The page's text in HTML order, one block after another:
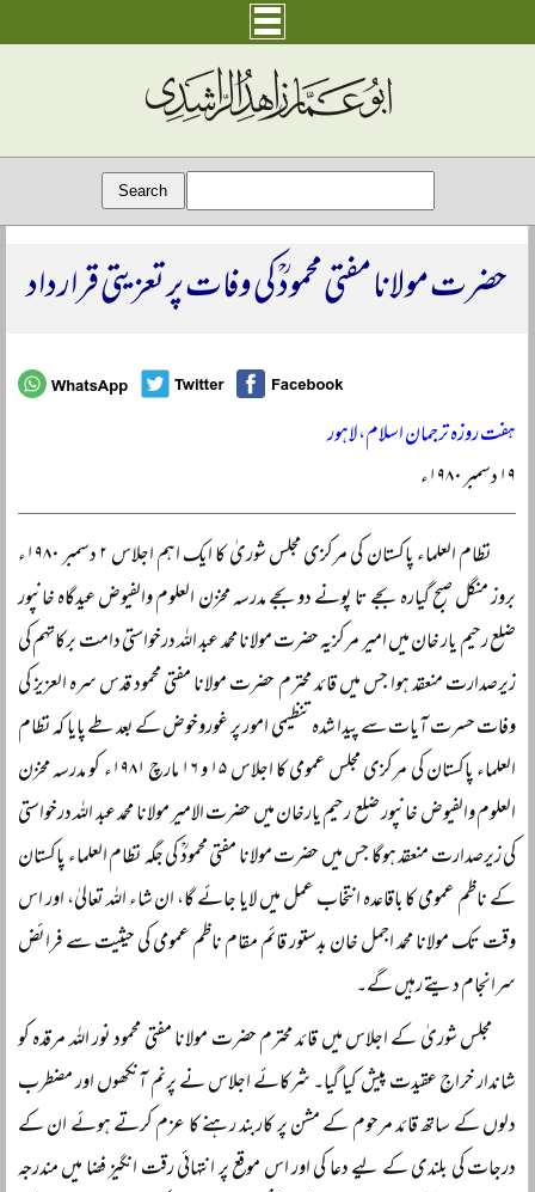
حضرت مولانا مفتی محمودؒ کی وفات پر تعزیتی قرارداد
ہفت روزہ ترجمان اسلام، لاہور
۱۹ دسمبر ۱۹۸۰ء
نظام العلماء پاکستان کی مرکزی مجلس شوریٰ کا ایک اہم اجلاس ۲ دسمبر ۱۹۸۰ء
بروز منگل صبح گیارہ بجے تا پونے دو بجے مدرسہ مخزن العلوم والفیوض عیدگاہ خانپور
ضلع رحیم یار خان میں امیر مرکزیہ حضرت مولانا محمد عبد اللہ درخواستی دامت برکاتہم کی
زیرصدارت منعقد ہوا جس میں قائد محترم حضرت مولانا مفتی محمود قدس سرہ العزیز کی
وفات حسرت آیات سے پیدا شدہ تنظیمی امور پر غوروخوض کے بعد طے پایا کہ نظام
العلماء پاکستان کی مرکزی مجلس عمومی کا اجلاس ۱۵ و ۱۶ مارچ ۱۹۸۱ء کو مدرسہ مخزن
العلوم والفیوض خانپور ضلع رحیم یارخان میں حضرت الامیر مولانا محمد عبد اللہ درخواستی
کی زیرصدارت منعقد ہوگا جس میں حضرت مولانا مفتی محمودؒ کی جگہ نظام العلماء پاکستان
کے ناظم عمومی کا باقاعدہ انتخاب عمل میں لایا جائے گا، ان شاء اللہ تعالیٰ، اور اس
وقت تک مولانا محمد اجمل خان بدستور قائم مقام ناظم عمومی کی حیثیت سے فرائض
سرانجام دیتے رہیں گے۔
مجلس شوریٰ کے اجلاس میں قائد محترم حضرت مولانا مفتی محمود نور اللہ مرقدہ کو
شاندار خراجِ عقیدت پیش کیا گیا۔ شرکائے اجلاس نے پرنم آنکھوں اور مضطرب
دلوں کے ساتھ قائد مرحوم کے مشن پر کاربند رہنے کا عزم کرتے ہوئے ان کے
درجات کی بلندی کے لیے دعا کی اور اس موقع پر انتہائی رقت انگیز فضا میں مندرجہ